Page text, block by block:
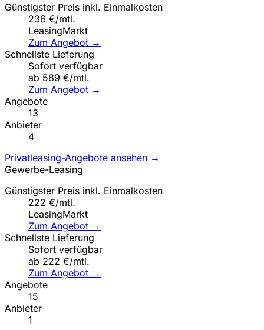
Günstigster Preis inkl. Einmalkosten
236 €/mtl.
LeasingMarkt
Zum Angebot →
Schnellste Lieferung
Sofort verfügbar
ab 589 €/mtl.
Zum Angebot →
Angebote
13
Anbieter
4
Privatleasing-Angebote ansehen →
Gewerbe-Leasing
Günstigster Preis inkl. Einmalkosten
222 €/mtl.
LeasingMarkt
Zum Angebot →
Schnellste Lieferung
Sofort verfügbar
ab 222 €/mtl.
Zum Angebot →
Angebote
15
Anbieter
1